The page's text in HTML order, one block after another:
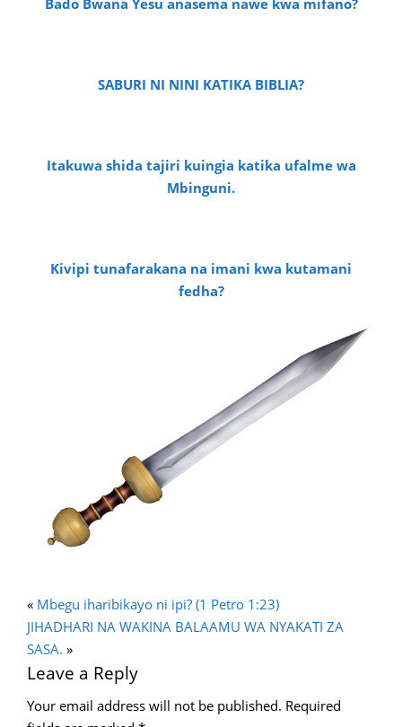
Bado Bwana Yesu anasema nawe kwa mifano?
SABURI NI NINI KATIKA BIBLIA?
Itakuwa shida tajiri kuingia katika ufalme wa
Mbinguni.
Kivipi tunafarakana na imani kwa kutamani
fedha?
« Mbegu iharibikayo ni ipi? (1 Petro 1:23)
JIHADHARI NA WAKINA BALAAMU WA NYAKATI ZA
SASA. »
Leave a Reply
Your email address will not be published. Required